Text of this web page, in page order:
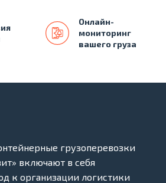
Онлайн-
мониторинг
вашего груза
грузоперевозки
включают в себя
к организации логистики